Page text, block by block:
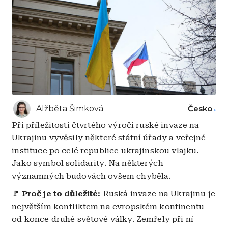
Alžběta Šimková Česko
Při příležitosti čtvrtého výročí ruské invaze na
Ukrajinu vyvěsily některé státní úřady a veřejné
instituce po celé republice ukrajinskou vlajku.
Jako symbol solidarity. Na některých
významných budovách ovšem chyběla.
🚩 Proč je to důležité: Ruská invaze na Ukrajinu je
největším konfliktem na evropském kontinentu
od konce druhé světové války. Zemřely při ní